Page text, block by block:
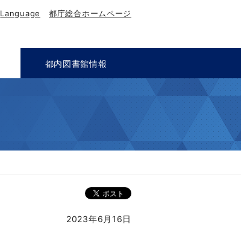
Language 都庁総合ホームページ
都内図書館情報
2023年6月16日